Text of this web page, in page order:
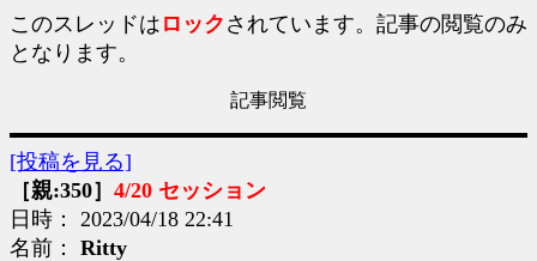
このスレッドは ロック されています。記事の閲覧のみ
となります。
記事閲覧
[投稿を見る]
［親:350］ 4/20 セッション
日時： 2023/04/18 22:41
名前： Ritty